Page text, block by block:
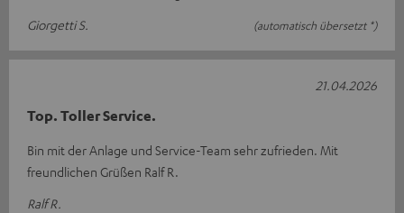
Giorgetti S.
(automatisch übersetzt *)
Top. Toller Service.
Bin mit der Anlage und Service-Team sehr zufrieden. Mit
freundlichen Grüßen Ralf R.
Ralf R.
21.04.2026